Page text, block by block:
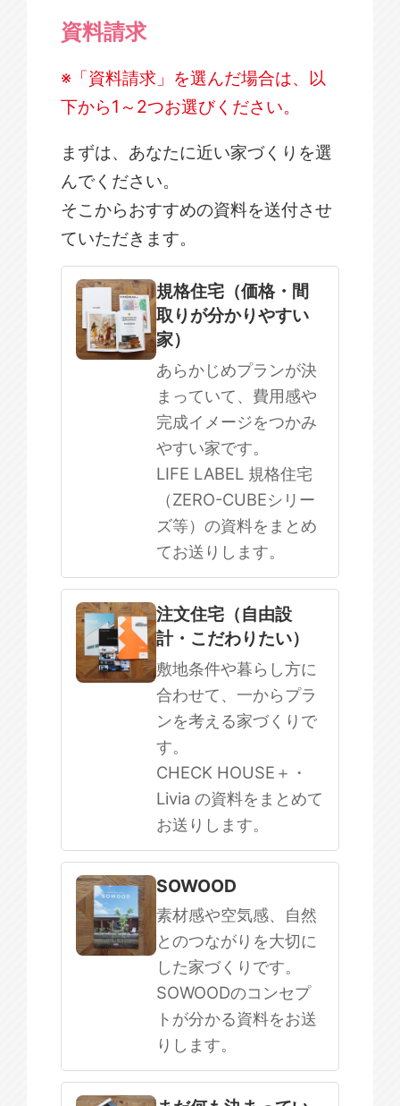
資料請求
※「資料請求」を選んだ場合は、以
下から1～2つお選びください。
まずは、あなたに近い家づくりを選
んでください。
そこからおすすめの資料を送付させ
ていただきます。
規格住宅
注文住宅
SOWOOD
まだ何も決まっていない
規格住宅（価格・間
取りが分かりやすい
家）
あらかじめプランが決
まっていて、費用感や
完成イメージをつかみ
やすい家です。
LIFE LABEL 規格住宅
（ZERO-CUBEシリー
ズ等）の資料をまとめ
てお送りします。
注文住宅（自由設
計・こだわりたい）
敷地条件や暮らし方に
合わせて、一からプラ
ンを考える家づくりで
す。
CHECK HOUSE＋・
Livia の資料をまとめて
お送りします。
SOWOOD
素材感や空気感、自然
とのつながりを大切に
した家づくりです。
SOWOODのコンセプ
トが分かる資料をお送
りします。